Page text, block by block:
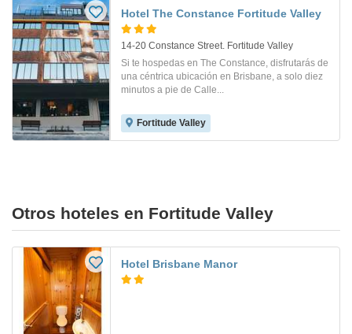
Hotel The Constance Fortitude Valley
14-20 Constance Street. Fortitude Valley
Si te hospedas en The Constance, disfrutarás de
una céntrica ubicación en Brisbane, a solo diez
minutos a pie de Calle...
Fortitude Valley
Otros hoteles en Fortitude Valley
Hotel Brisbane Manor